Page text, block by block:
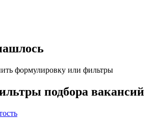
формулировку или фильтры
подбора вакансий